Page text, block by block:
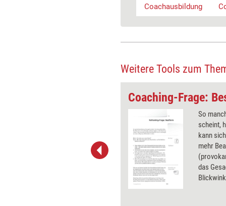
Coachausbildung
Weitere Tools zum
aus der Distanz haarscharf
Coaching-Frage:
So
scheint,
kann
mehr
das